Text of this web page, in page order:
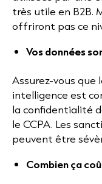
très utile en B2B.
offriront pas ce
Vos données
Assurez-vous que
intelligence est
la confidentialité
le CCPA. Les
peuvent être
Combien ça